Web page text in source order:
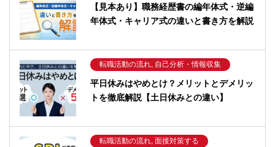
【見本あり】職務経歴書の編年体式・逆編
年体式・キャリア式の違いと書き方を解説
転職活動の流れ, 自己分析・情報収集
平日休みはやめとけ？メリットとデメリッ
トを徹底解説【土日休みとの違い】
転職活動の流れ, 面接対策する